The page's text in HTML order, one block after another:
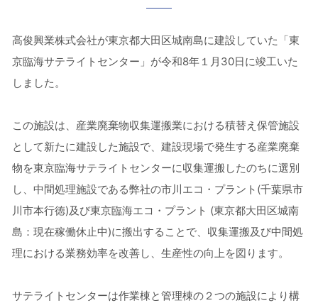
高俊興業株式会社が東京都大田区城南島に建設していた「東
京臨海サテライトセンター」が令和8年１月30日に竣工いた
しました。
この施設は、産業廃棄物収集運搬業における積替え保管施設
として新たに建設した施設で、建設現場で発生する産業廃棄
物を東京臨海サテライトセンターに収集運搬したのちに選別
し、中間処理施設である弊社の市川エコ・プラント(千葉県市
川市本行徳)及び東京臨海エコ・プラント (東京都大田区城南
島：現在稼働休止中)に搬出することで、収集運搬及び中間処
理における業務効率を改善し、生産性の向上を図ります。
サテライトセンターは作業棟と管理棟の２つの施設により構